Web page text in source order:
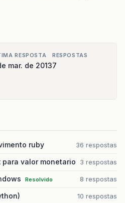
RESPOSTA
mar. de 2013
RESPOSTAS
7
ruby 36 respostas
para valor monetario 3 respostas
Resolvido 8 respostas
10 respostas